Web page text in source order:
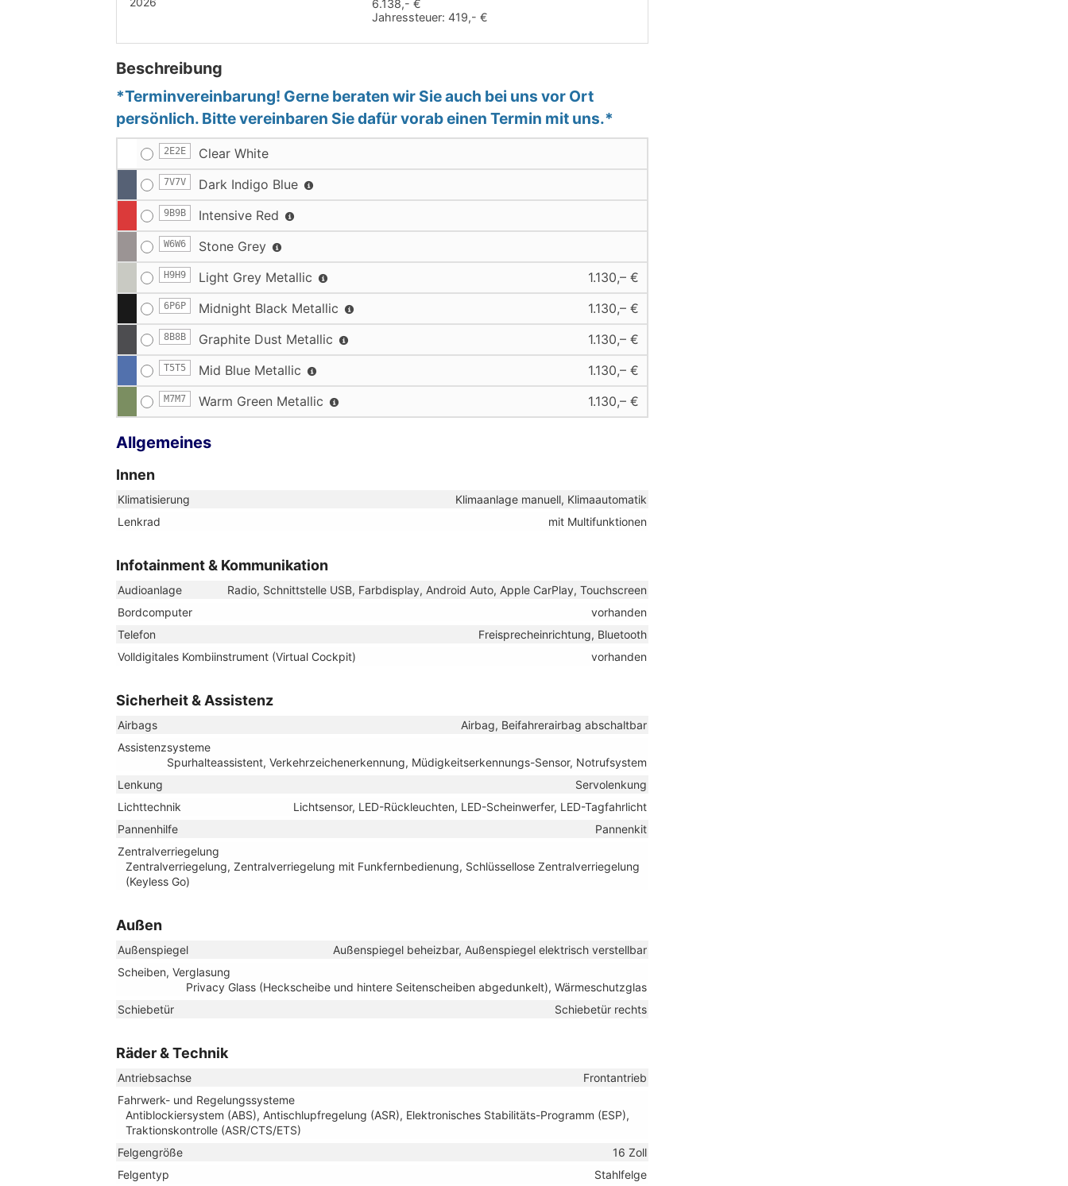
6.138,- €
Jahressteuer: 419,- €
Beschreibung
*Terminvereinbarung! Gerne beraten wir Sie auch bei uns vor Ort
persönlich. Bitte vereinbaren Sie dafür vorab einen Termin mit uns.*
2E2E Clear White
7V7V Dark Indigo Blue
9B9B Intensive Red
W6W6 Stone Grey
H9H9 Light Grey Metallic 1.130,– €
6P6P Midnight Black Metallic 1.130,– €
8B8B Graphite Dust Metallic 1.130,– €
T5T5 Mid Blue Metallic 1.130,– €
M7M7 Warm Green Metallic 1.130,– €
Allgemeines
Innen
Klimatisierung
Klimaanlage manuell, Klimaautomatik
Lenkrad
mit Multifunktionen
Infotainment & Kommunikation
Audioanlage
Radio, Schnittstelle USB, Farbdisplay, Android Auto, Apple CarPlay, Touchscreen
Bordcomputer
vorhanden
Telefon
Freisprecheinrichtung, Bluetooth
Volldigitales Kombiinstrument (Virtual Cockpit)
vorhanden
Sicherheit & Assistenz
Airbags
Airbag, Beifahrerairbag abschaltbar
Assistenzsysteme
Spurhalteassistent, Verkehrzeichenerkennung, Müdigkeitserkennungs-Sensor, Notrufsystem
Lenkung
Servolenkung
Lichttechnik
Lichtsensor, LED-Rückleuchten, LED-Scheinwerfer, LED-Tagfahrlicht
Pannenhilfe
Pannenkit
Zentralverriegelung
Zentralverriegelung, Zentralverriegelung mit Funkfernbedienung, Schlüssellose Zentralverriegelung
(Keyless Go)
Außen
Außenspiegel
Außenspiegel beheizbar, Außenspiegel elektrisch verstellbar
Scheiben, Verglasung
Privacy Glass (Heckscheibe und hintere Seitenscheiben abgedunkelt), Wärmeschutzglas
Schiebetür
Schiebetür rechts
Räder & Technik
Antriebsachse
Frontantrieb
Fahrwerk- und Regelungssysteme
Antiblockiersystem (ABS), Antischlupfregelung (ASR), Elektronisches Stabilitäts-Programm (ESP),
Traktionskontrolle (ASR/CTS/ETS)
Felgengröße
16 Zoll
Felgentyp
Stahlfelge